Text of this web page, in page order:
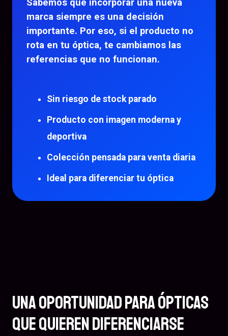
marca siempre es una decisión
importante. Por eso, si el producto no
rota en tu óptica, te cambiamos las
referencias que no funcionan.
Sin riesgo de stock parado
Producto con imagen moderna y
deportiva
Colección pensada para venta diaria
Ideal para diferenciar tu óptica
Una Oportunidad Para Ópticas
Que Quieren Diferenciarse